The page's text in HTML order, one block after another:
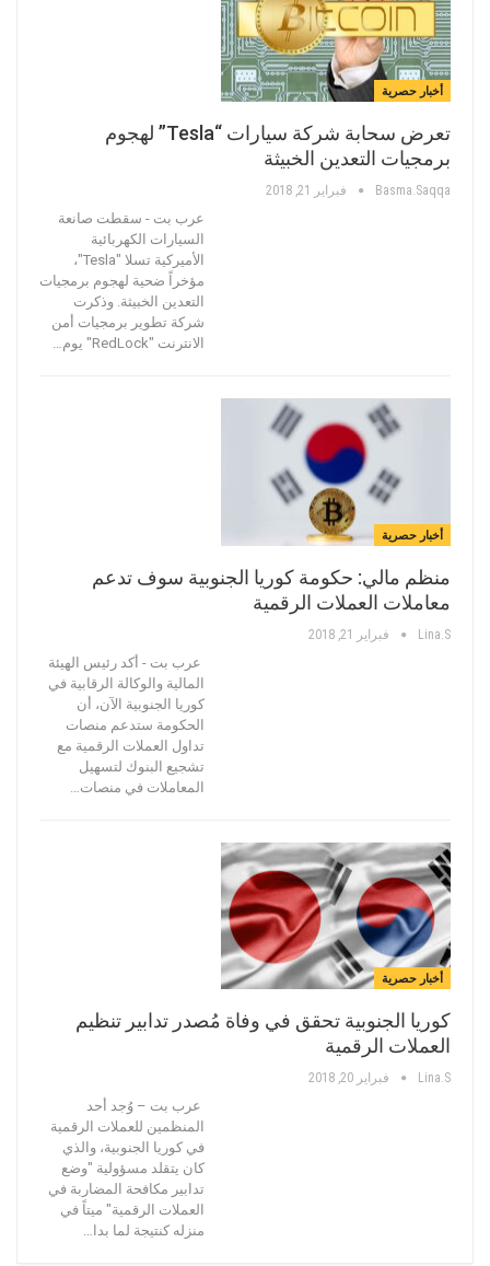
أخبار حصرية
تعرض سحابة شركة سيارات “Tesla” لهجوم
برمجيات التعدين الخبيثة
Basma.saqqa فبراير 21, 2018
عرب بت - سقطت صانعة
السيارات الكهربائية
الأميركية تسلا "Tesla"،
مؤخراً ضحية لهجوم برمجيات
التعدين الخبيثة. وذكرت
شركة تطوير برمجيات أمن
الانترنت "RedLock" يوم…
أخبار حصرية
منظم مالي: حكومة كوريا الجنوبية سوف تدعم
معاملات العملات الرقمية
Lina.s فبراير 21, 2018
عرب بت - أكد رئيس الهيئة
المالية والوكالة الرقابية في
كوريا الجنوبية الآن، أن
الحكومة ستدعم منصات
تداول العملات الرقمية مع
تشجيع البنوك لتسهيل
المعاملات في منصات…
أخبار حصرية
كوريا الجنوبية تحقق في وفاة مُصدر تدابير تنظيم
العملات الرقمية
Lina.s فبراير 20, 2018
عرب بت – وُجد أحد
المنظمين للعملات الرقمية
في كوريا الجنوبية، والذي
كان يتقلد مسؤولية "وضع
تدابير مكافحة المضاربة في
العملات الرقمية" ميتاً في
منزله كنتيجة لما بدا…